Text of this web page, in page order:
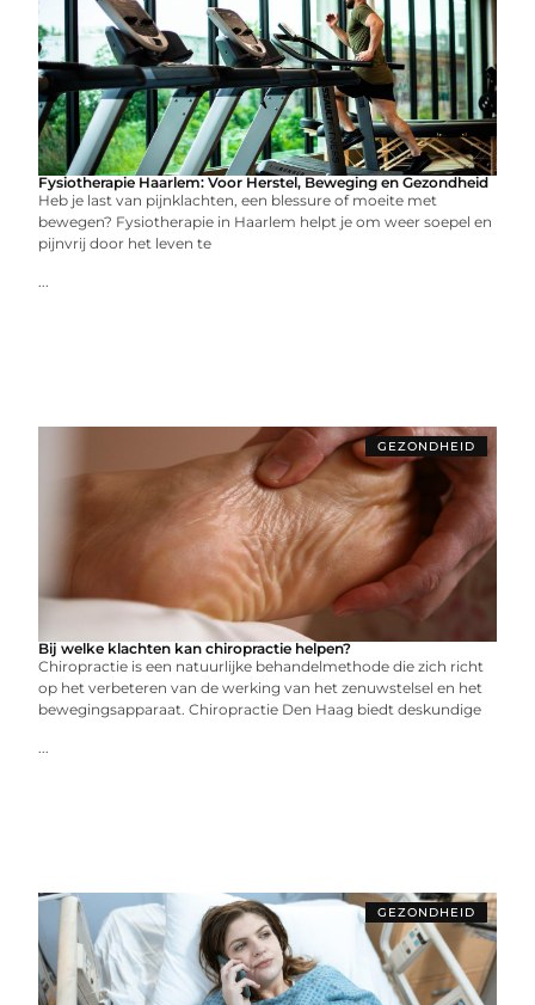
Fysiotherapie Haarlem: Voor Herstel, Beweging en Gezondheid
Heb je last van pijnklachten, een blessure of moeite met
bewegen? Fysiotherapie in Haarlem helpt je om weer soepel en
pijnvrij door het leven te
...
GEZONDHEID
Bij welke klachten kan chiropractie helpen?
Chiropractie is een natuurlijke behandelmethode die zich richt
op het verbeteren van de werking van het zenuwstelsel en het
bewegingsapparaat. Chiropractie Den Haag biedt deskundige
...
GEZONDHEID